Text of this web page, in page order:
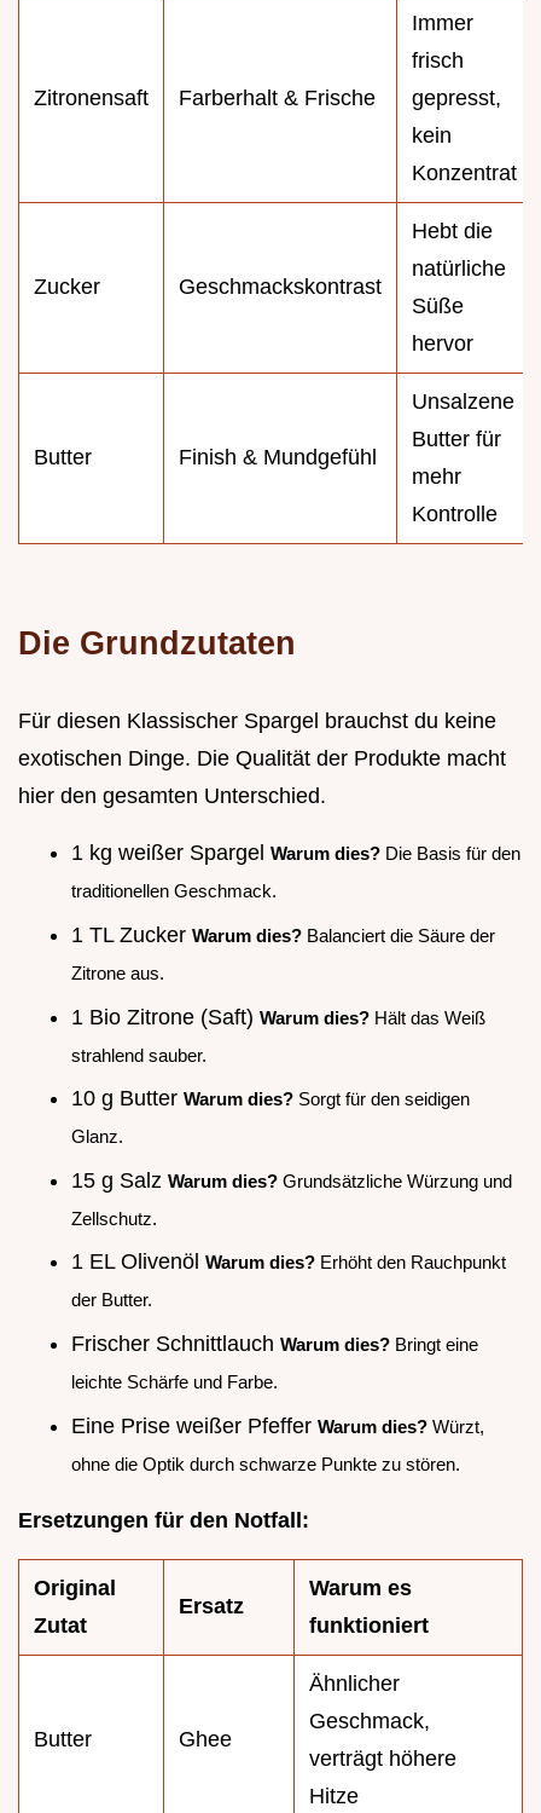
Zitronensaft Farberhalt & Frische
Immer
frisch
gepresst,
kein
Konzentrat
Zucker Geschmackskontrast
Hebt die
natürliche
Süße
hervor
Butter Finish & Mundgefühl
Unsalzene
Butter für
mehr
Kontrolle
Die Grundzutaten
Für diesen Klassischer Spargel brauchst du keine
exotischen Dinge. Die Qualität der Produkte macht
hier den gesamten Unterschied.
1 kg weißer Spargel Warum dies? Die Basis für den
traditionellen Geschmack.
1 TL Zucker Warum dies? Balanciert die Säure der
Zitrone aus.
1 Bio Zitrone (Saft) Warum dies? Hält das Weiß
strahlend sauber.
10 g Butter Warum dies? Sorgt für den seidigen
Glanz.
15 g Salz Warum dies? Grundsätzliche Würzung und
Zellschutz.
1 EL Olivenöl Warum dies? Erhöht den Rauchpunkt
der Butter.
Frischer Schnittlauch Warum dies? Bringt eine
leichte Schärfe und Farbe.
Eine Prise weißer Pfeffer Warum dies? Würzt,
ohne die Optik durch schwarze Punkte zu stören.
Ersetzungen für den Notfall:
Original
Zutat
Ersatz
Warum es
funktioniert
Butter Ghee
Ähnlicher
Geschmack,
verträgt höhere
Hitze